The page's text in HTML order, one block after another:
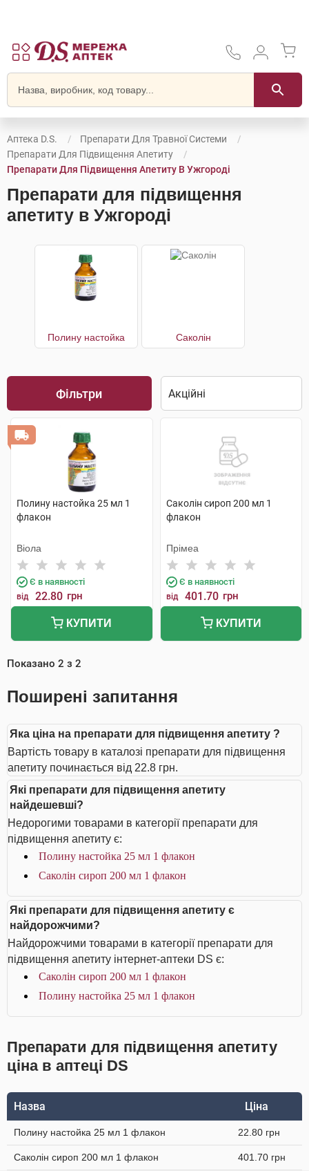
Аптека D.S.
Препарати Для Травної Системи
Препарати Для Підвищення Апетиту
Препарати Для Підвищення Апетиту В Ужгороді
Препарати для підвищення
апетиту в Ужгороді
Полину настойка Саколін
Фільтри
Полину настойка 25 мл 1
флакон
Віола
Є в наявності
від 22.80 грн
КУПИТИ
Саколін сироп 200 мл 1
флакон
Прімеа
Є в наявності
від 401.70 грн
КУПИТИ
Показано 2 з 2
Поширені запитання
Яка ціна на препарати для підвищення апетиту ?
Вартість товару в каталозі препарати для підвищення
апетиту починається від 22.8 грн.
Які препарати для підвищення апетиту
найдешевші?
Недорогими товарами в категорії препарати для
підвищення апетиту є:
Полину настойка 25 мл 1 флакон
Саколін сироп 200 мл 1 флакон
Які препарати для підвищення апетиту є
найдорожчими?
Найдорожчими товарами в категорії препарати для
підвищення апетиту інтернет-аптеки DS є:
Саколін сироп 200 мл 1 флакон
Полину настойка 25 мл 1 флакон
Препарати для підвищення апетиту
ціна в аптеці DS
Назва Ціна
Полину настойка 25 мл 1 флакон 22.80 грн
Саколін сироп 200 мл 1 флакон 401.70 грн